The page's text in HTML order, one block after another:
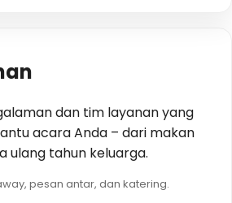
dan tim layanan yang
acara Anda – dari makan
ulang tahun keluarga.
pesan antar, dan katering.